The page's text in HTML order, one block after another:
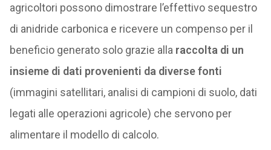
agricoltori possono dimostrare l’effettivo sequestro
di anidride carbonica e ricevere un compenso per il
beneficio generato solo grazie alla raccolta di un
insieme di dati provenienti da diverse fonti
(immagini satellitari, analisi di campioni di suolo, dati
legati alle operazioni agricole) che servono per
alimentare il modello di calcolo.